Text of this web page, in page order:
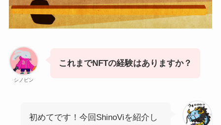
シノビン
これまでNFTの経験はありますか？
初めてです！今回ShinoViを紹介し